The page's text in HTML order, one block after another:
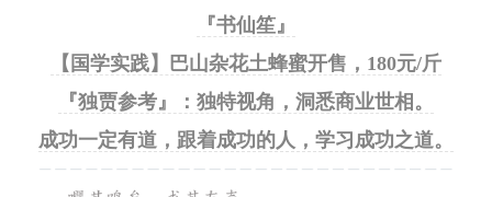
『书仙笙』
【国学实践】巴山杂花土蜂蜜开售，180元/斤
『独贾参考』：独特视角，洞悉商业世相。
成功一定有道，跟着成功的人，学习成功之道。